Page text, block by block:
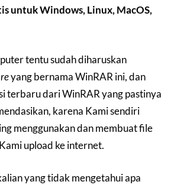
untuk Windows, Linux, MacOS,
tentu sudah diharuskan
yang bernama WinRAR ini, dan
terbaru dari WinRAR yang pastinya
karena Kami sendiri
menggunakan dan membuat file
upload ke internet.
yang tidak mengetahui apa